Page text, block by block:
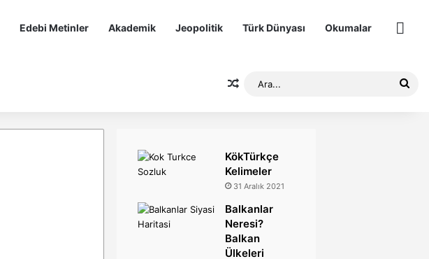
Edebi Metinler Akademik Jeopolitik Türk Dünyası Okumalar
Rastgele Makale
KökTürkçe
Kelimeler
31 Aralık 2021
Balkanlar
Neresi?
Balkan
Ülkeleri